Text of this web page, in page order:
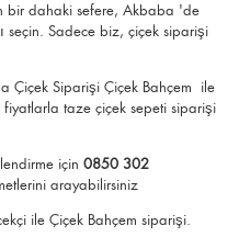
bir dahaki sefere, Akbaba 'de
seçin. Sadece biz, çiçek siparişi
Çiçek Siparişi Çiçek Bahçem ile
taze çiçek sepeti siparişi
için 0850 302
arayabilirsiniz
ile Çiçek Bahçem siparişi.